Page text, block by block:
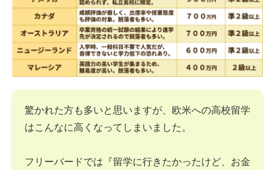
驚かれた方も多いと思いますが、欧米への高校留学
はこんなに高くなってしまいました。
フリーバードでは『留学に行きたかったけど、お金